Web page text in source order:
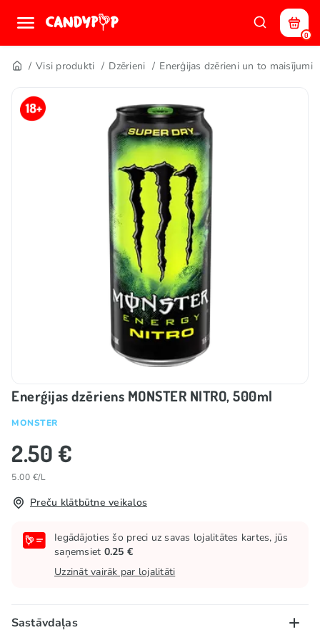
0
Visi produkti Dzērieni Enerģijas dzērieni un to maisījumi
Enerģijas dzēriens MONSTER NITRO, 500ml
MONSTER
2.50 €
5.00 €/L
Preču klātbūtne veikalos
Iegādājoties šo preci uz savas lojalitātes kartes, jūs
saņemsiet 0.25 €
Uzzināt vairāk par lojalitāti
Sastāvdaļas